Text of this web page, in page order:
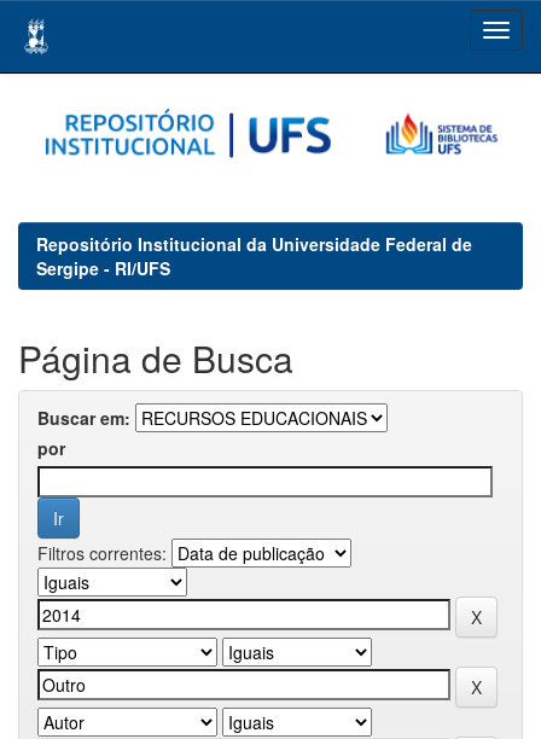
navigation
Repositório Institucional da Universidade Federal de
Sergipe - RI/UFS
Página de Busca
Buscar em:
por
Filtros correntes: